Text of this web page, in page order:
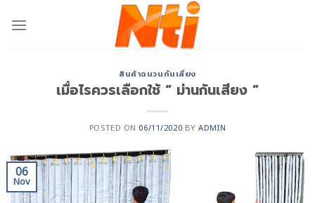
สินค้าฉนวนกันเสียง
เมื่อไรควรเลือกใช้ “ ม่านกันเสียง ”
POSTED ON 06/11/2020 BYADMIN
06
Nov